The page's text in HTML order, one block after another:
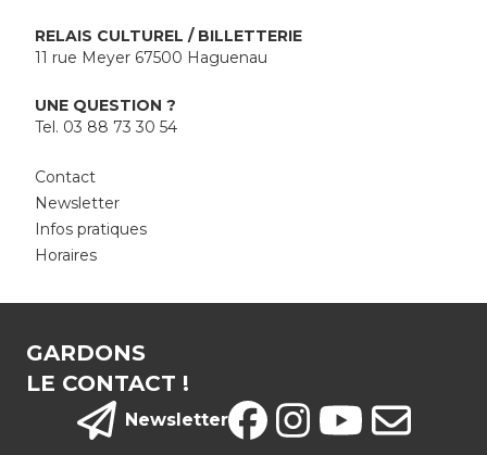
RELAIS CULTUREL / BILLETTERIE
11 rue Meyer 67500 Haguenau
UNE QUESTION ?
Tel. 03 88 73 30 54
Contact
Newsletter
Infos pratiques
Horaires
GARDONS
LE CONTACT !
Newsletter